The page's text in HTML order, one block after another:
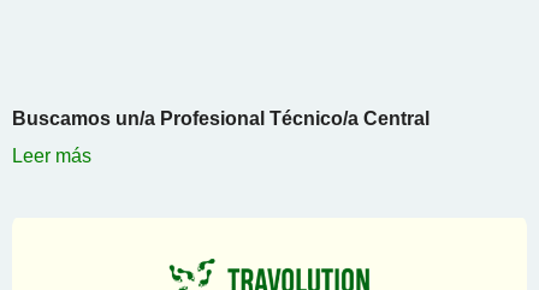
Buscamos un/a Profesional Técnico/a Central
Leer más